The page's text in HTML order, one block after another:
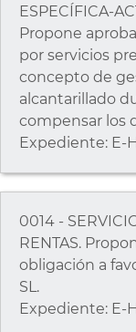
ESPECÍFICA-
Propone
por servicios
concepto de
alcantarillado
compensar los
Expediente: E-
0014 -
RENTAS.
obligación a
SL.
Expediente: E-